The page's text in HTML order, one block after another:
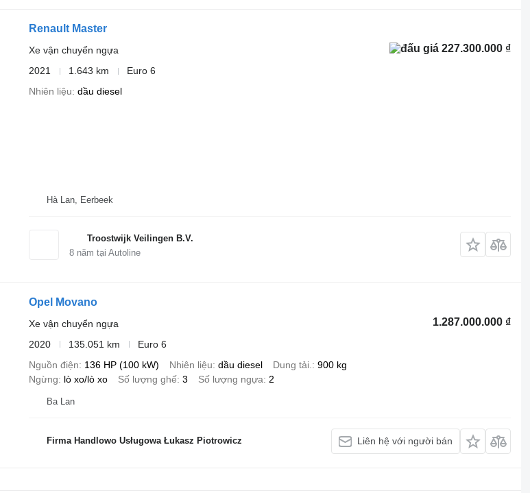
Renault Master
227.300.000 ₫
Xe vận chuyển ngựa
2021
1.643 km
Euro 6
Nhiên liệu dầu diesel
Hà Lan, Eerbeek
Troostwijk Veilingen B.V.
8năm tại Autoline
Opel Movano
1.287.000.000 ₫
Xe vận chuyển ngựa
2020
135.051 km
Euro 6
Nguồn điện
136 HP (100 kW) Nhiên liệu dầu diesel Dung tải.
900 kg
Ngừng
lò xo/lò xo Số lượng ghế 3 Số lượng ngựa 2
Ba Lan
Firma Handlowo Usługowa Łukasz Piotrowicz Liên hệ với người bán